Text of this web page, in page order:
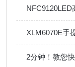
XLM6070E手
2分钟！教您